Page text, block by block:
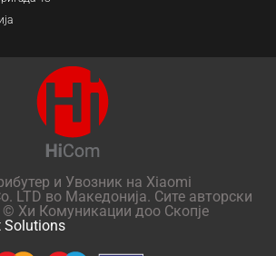
и Увозник на Xiaomi
LTD во Македонија. Сите авторски
Хи Комуникации доо Скопје
Solutions